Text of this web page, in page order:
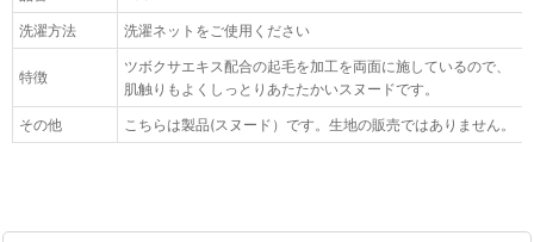
洗濯方法
洗濯ネットをご使用ください
特徴
ツボクサエキス配合の起毛を加工を両面に施しているので、
肌触りもよくしっとりあたたかいスヌードです。
その他
こちらは製品(スヌード）です。生地の販売ではありません。